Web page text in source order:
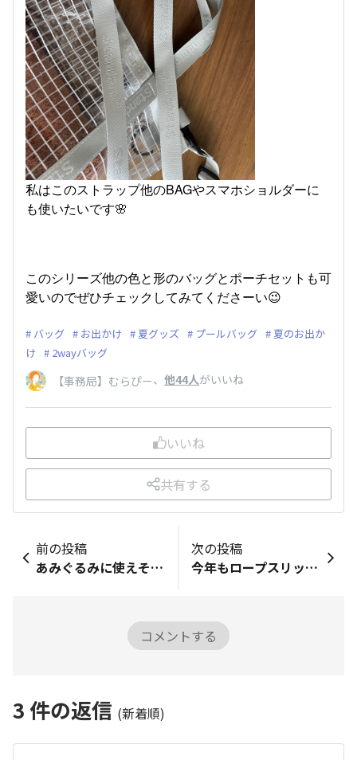
私はこのストラップ他のBAGやスマホショルダーに
も使いたいです🌸
このシリーズ他の色と形のバッグとポーチセットも可
愛いのでぜひチェックしてみてくださーい😉
バッグ お出かけ 夏グッズ プールバッグ
夏のお出か
け
2wayバッグ
【事務局】むらぴー、 他44人がいいね
いいね
共有する
前の投稿
あみぐるみに使えそう シリコンゴム製。
次の投稿
今年もロープスリッパ購入しました​ロープクロススリッパ グレー¥300この時期床がベタついたりするので、サラリと履けるロープスリッパお気に入りです💓
コメントする
3 件の返信 (新着順)